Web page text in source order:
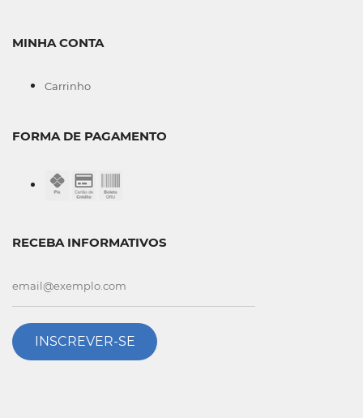
MINHA CONTA
Carrinho
FORMA DE PAGAMENTO
RECEBA INFORMATIVOS
INSCREVER-SE